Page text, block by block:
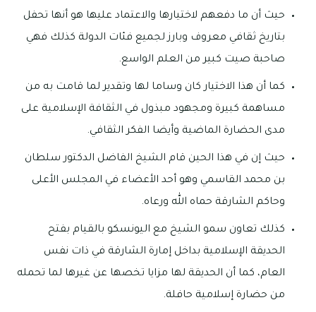
حيث أن ما دفعهم لاختيارها والاعتماد عليها هو أنها تحفل
بتاريخ ثقافي معروف وبارز لجميع فئات الدولة كذلك فهي
صاحبة صيت كبير من العلم الواسع.
كما أن هذا الاختيار كان وساما لها وتقدير لما قامت به من
مساهمة كبيرة ومجهود مبذول في الثقافة الإسلامية على
مدى الحضارة الماضية وأيضا الفكر الثقافي.
حيث إن في هذا الحين قام الشيخ الفاضل الدكتور سلطان
بن محمد القاسمي وهو أحد الأعضاء في المجلس الأعلى
وحاكم الشارقة حماه الله ورعاه.
كذلك تعاون سمو الشيخ مع اليونسكو بالقيام بفتح
الحديقة الإسلامية بداخل إمارة الشارقة في ذات نفس
العام، كما أن الحديقة لها مزايا تخصها عن غيرها لما تحمله
من حضارة إسلامية حافلة.